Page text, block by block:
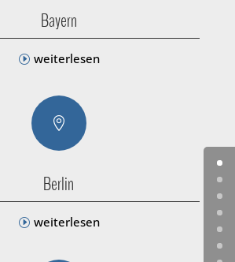
Bayern
weiterlesen

Berlin
weiterlesen